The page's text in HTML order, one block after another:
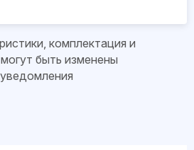
комплектация и
быть изменены